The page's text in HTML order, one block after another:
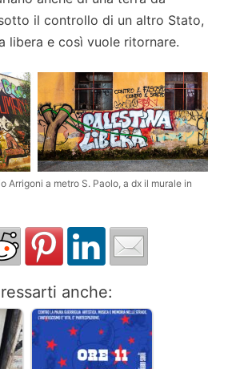
il controllo di un altro Stato,
libera e così vuole ritornare.
Arrigoni a metro S. Paolo, a dx il murale in
anche: